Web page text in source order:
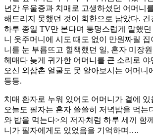
년간 우울증과 치매로 고생하셨던 어머니
해드리지 못했던 것이 회한으로 남았다. 건
하루 종일 TV만 본다며 퉁명스럽게 말했던
니 옷주머니에 시도 때도 없이 만원짜릴 집
니를 눈 부릅뜨고 힐책했던 일, 혼자 미장
헤매다 늦게 귀가한 어머니를 큰 소리로
오신 외삼촌 얼굴도 못 알아보시는 어머니
등등.
치매 환자로 누워 있어도 어머니가 곁에 있
오늘도 필자는 혼자 쓸쓸히 저녁밥을 먹는
와 밥을 먹는다>의 저자처럼 하루 세끼 함
니가 필자에게도 있었음을 기억하며….